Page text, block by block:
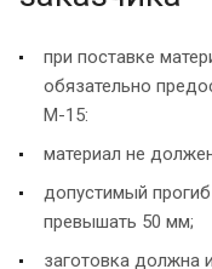
при поставке
обязательно
М-15:
материал не
допустимый
превышать 50 мм;
заготовка должна